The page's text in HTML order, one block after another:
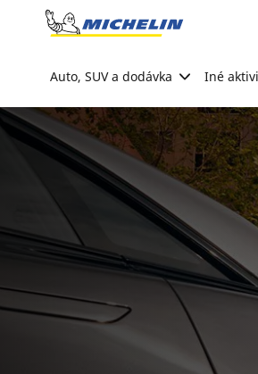
Go to page content
Auto, SUV a dodávka Iné